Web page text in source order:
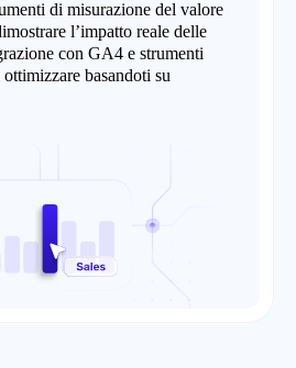
di misurazione del valore
l’impatto reale delle
con GA4 e strumenti
basandoti su